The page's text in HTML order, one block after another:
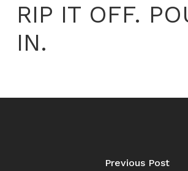
RIP IT OFF.
IN.
Previous Post